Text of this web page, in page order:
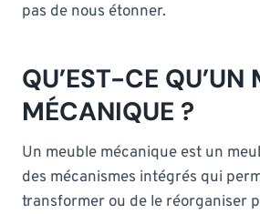
pas de nous étonner.
QU’EST-CE QU’UN
MÉCANIQUE ?
Un meuble mécanique est un
des mécanismes intégrés qui
transformer ou de le réorganiser